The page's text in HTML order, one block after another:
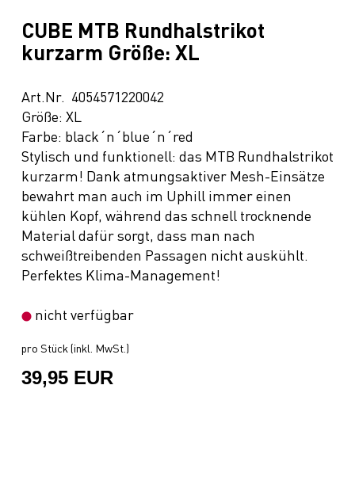
CUBE MTB Rundhalstrikot
kurzarm Größe: XL
Art.Nr. 4054571220042
Größe: XL
Farbe: black´n´blue´n´red
Stylisch und funktionell: das MTB Rundhalstrikot
kurzarm! Dank atmungsaktiver Mesh-Einsätze
bewahrt man auch im Uphill immer einen
kühlen Kopf, während das schnell trocknende
Material dafür sorgt, dass man nach
schweißtreibenden Passagen nicht auskühlt.
Perfektes Klima-Management!
nicht verfügbar
pro Stück (inkl. MwSt.)
39,95 EUR